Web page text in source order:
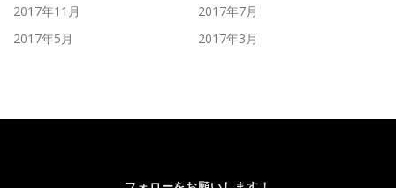
2017年11月
2017年7月
2017年5月
2017年3月